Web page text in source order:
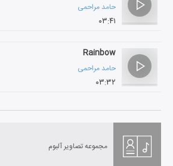
حامد مراحمی
۰۳:۴۱
Rainbow
حامد مراحمی
۰۳:۳۲
مجموعه تصاویر آلبوم